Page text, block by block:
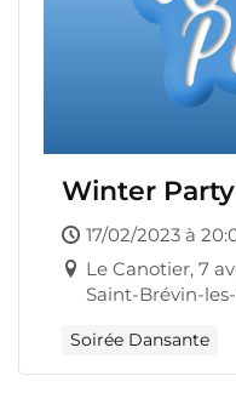
Winter
17/02/2023 à
Le Canotier, 7
Saint-Brévin-
Soirée Dansante